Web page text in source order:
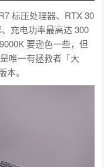
标压处理器、RTX 30
充电功率最高达 300
要逊色一些，但
唯一有拯救者「大
。